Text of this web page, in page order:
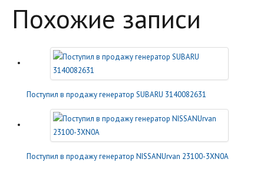
Похожие записи
Поступил в продажу генератор SUBARU 3140082631
Поступил в продажу генератор NISSANUrvan 23100-3XN0A